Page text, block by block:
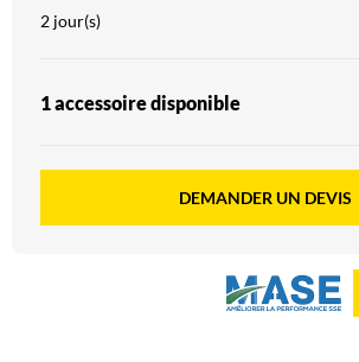
2 jour(s)
1 accessoiredisponible
DEMANDER UN DEVIS